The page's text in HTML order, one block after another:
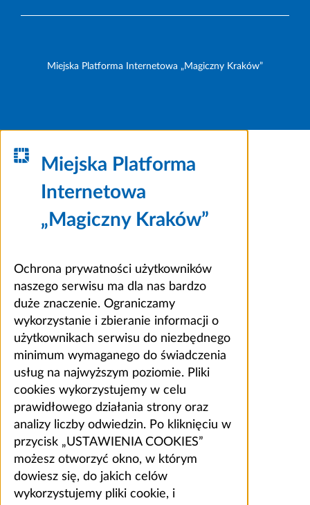
Miejska Platforma Internetowa „Magiczny Kraków”
Miejska Platforma
Internetowa
„Magiczny Kraków”
Ochrona prywatności użytkowników
naszego serwisu ma dla nas bardzo
duże znaczenie. Ograniczamy
wykorzystanie i zbieranie informacji o
użytkownikach serwisu do niezbędnego
minimum wymaganego do świadczenia
usług na najwyższym poziomie. Pliki
cookies wykorzystujemy w celu
prawidłowego działania strony oraz
analizy liczby odwiedzin. Po kliknięciu w
przycisk „USTAWIENIA COOKIES”
możesz otworzyć okno, w którym
dowiesz się, do jakich celów
wykorzystujemy pliki cookie, i